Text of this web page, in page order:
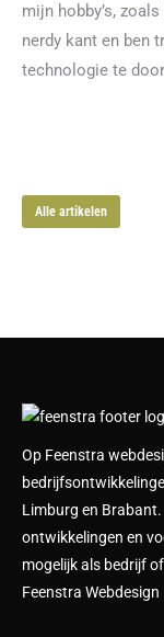
mijn hobby’s,
nerdy kant en ben
technologie te
Alle artikelen
Op Feenstra
Limburg en
ontwikkelingen en
mogelijk als bedrijf
Feenstra Webdesign